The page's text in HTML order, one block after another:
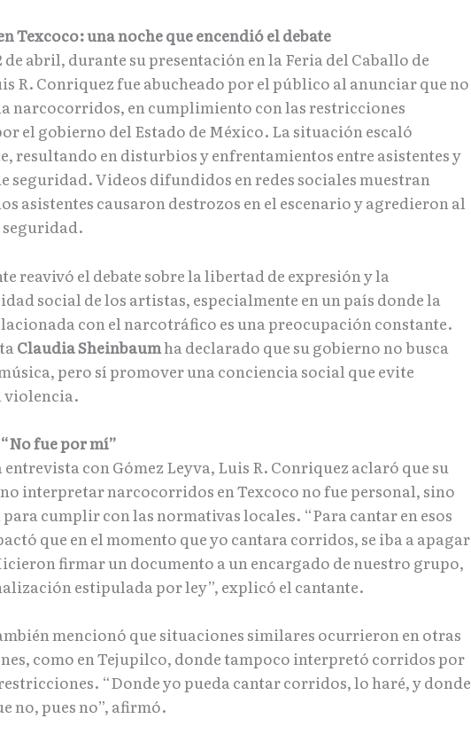
Texcoco: una noche que encendió el debate
de abril, durante su presentación en la Feria del Caballo de
R. Conriquez fue abucheado por el público al anunciar que no
narcocorridos, en cumplimiento con las restricciones
el gobierno del Estado de México. La situación escaló
resultando en disturbios y enfrentamientos entre asistentes y
seguridad. Videos difundidos en redes sociales muestran
asistentes causaron destrozos en el escenario y agredieron al
reavivó el debate sobre la libertad de expresión y la
social de los artistas, especialmente en un país donde la
con el narcotráfico es una preocupación constante.
Claudia Sheinbaumha declarado que su gobierno no busca
pero sí promover una conciencia social que evite
fue por mí”
entrevista con Gómez Leyva, Luis R. Conriquez aclaró que su
interpretar narcocorridos en Texcoco no fue personal, sino
cumplir con las normativas locales. “Para cantar en esos
que en el momento que yo cantara corridos, se iba a apagar
firmar un documento a un encargado de nuestro grupo,
estipulada por ley”, explicó el cantante.​
mencionó que situaciones similares ocurrieron en otras
como en Tejupilco, donde tampoco interpretó corridos por
“Donde yo pueda cantar corridos, lo haré, y donde
no, pues no”, afirmó.​